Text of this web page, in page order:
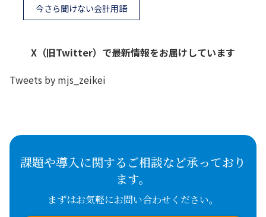
今さら聞けない会計用語
X（旧Twitter）で最新情報をお届けしています
Tweets by mjs_zeikei
課題や導入に関するご相談など承っており
ます。
まずはお気軽にお問い合わせください。